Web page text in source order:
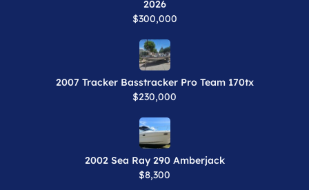
2026
$300,000
2007 Tracker Basstracker Pro Team 170tx
$230,000
2002 Sea Ray 290 Amberjack
$8,300